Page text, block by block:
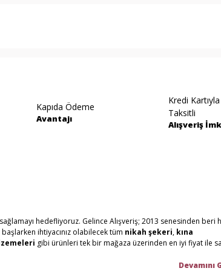
Kapıda Ödeme
Avantajı
Kredi Kartıyla
Taksitli
Alışveriş
hedefliyoruz. Gelince Alışveriş; 2013 senesinden beri
ihtiyacınız olabilecek tüm nikah şekeri, kına
gibi ürünleri tek bir mağaza üzerinden en iyi fiyat ile